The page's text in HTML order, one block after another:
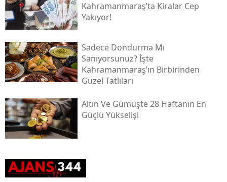
Kahramanmaraş’ta Kiralar Cep
Yakıyor!
Sadece Dondurma Mı
Sanıyorsunuz? İşte
Kahramanmaraş’ın Birbirinden
Güzel Tatlıları
Altın Ve Gümüşte 28 Haftanın En
Güçlü Yükselişi